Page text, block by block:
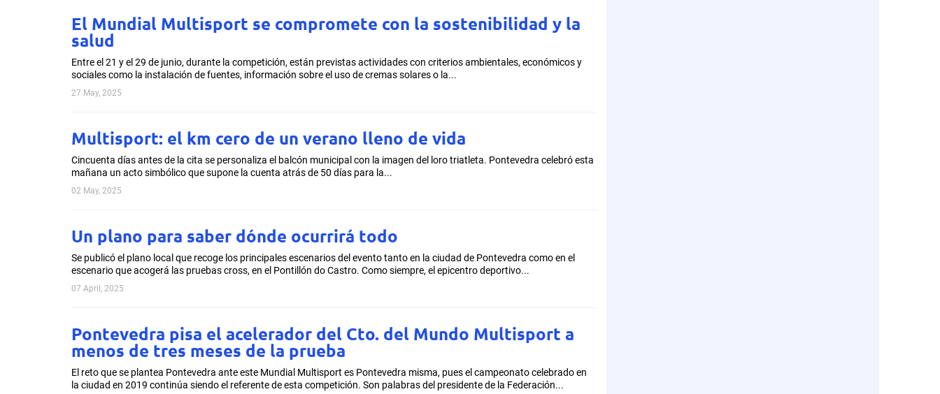
El Mundial Multisport se compromete con la sostenibilidad y la
salud
Entre el 21 y el 29 de junio, durante la competición, están previstas actividades con criterios ambientales, económicos y
sociales como la instalación de fuentes, información sobre el uso de cremas solares o la...
27 May, 2025
Multisport: el km cero de un verano lleno de vida
Cincuenta días antes de la cita se personaliza el balcón municipal con la imagen del loro triatleta. Pontevedra celebró esta
mañana un acto simbólico que supone la cuenta atrás de 50 días para la...
02 May, 2025
Un plano para saber dónde ocurrirá todo
Se publicó el plano local que recoge los principales escenarios del evento tanto en la ciudad de Pontevedra como en el
escenario que acogerá las pruebas cross, en el Pontillón do Castro. Como siempre, el epicentro deportivo...
07 April, 2025
Pontevedra pisa el acelerador del Cto. del Mundo Multisport a
menos de tres meses de la prueba
El reto que se plantea Pontevedra ante este Mundial Multisport es Pontevedra misma, pues el campeonato celebrado en
la ciudad en 2019 continúa siendo el referente de esta competición. Son palabras del presidente de la Federación...